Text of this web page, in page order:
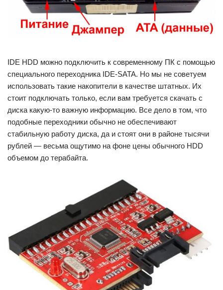
IDE HDD можно подключить к современному ПК с помощью
специального переходника IDE-SATA. Но мы не советуем
использовать такие накопители в качестве штатных. Их
стоит подключать только, если вам требуется скачать с
диска какую-то важную информацию. Все дело в том, что
подобные переходники обычно не обеспечивают
стабильную работу диска, да и стоят они в районе тысячи
рублей — весьма ощутимо на фоне цены обычного HDD
объемом до терабайта.